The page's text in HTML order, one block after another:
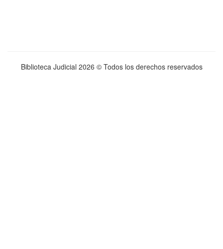
Biblioteca Judicial 2026 © Todos los derechos reservados